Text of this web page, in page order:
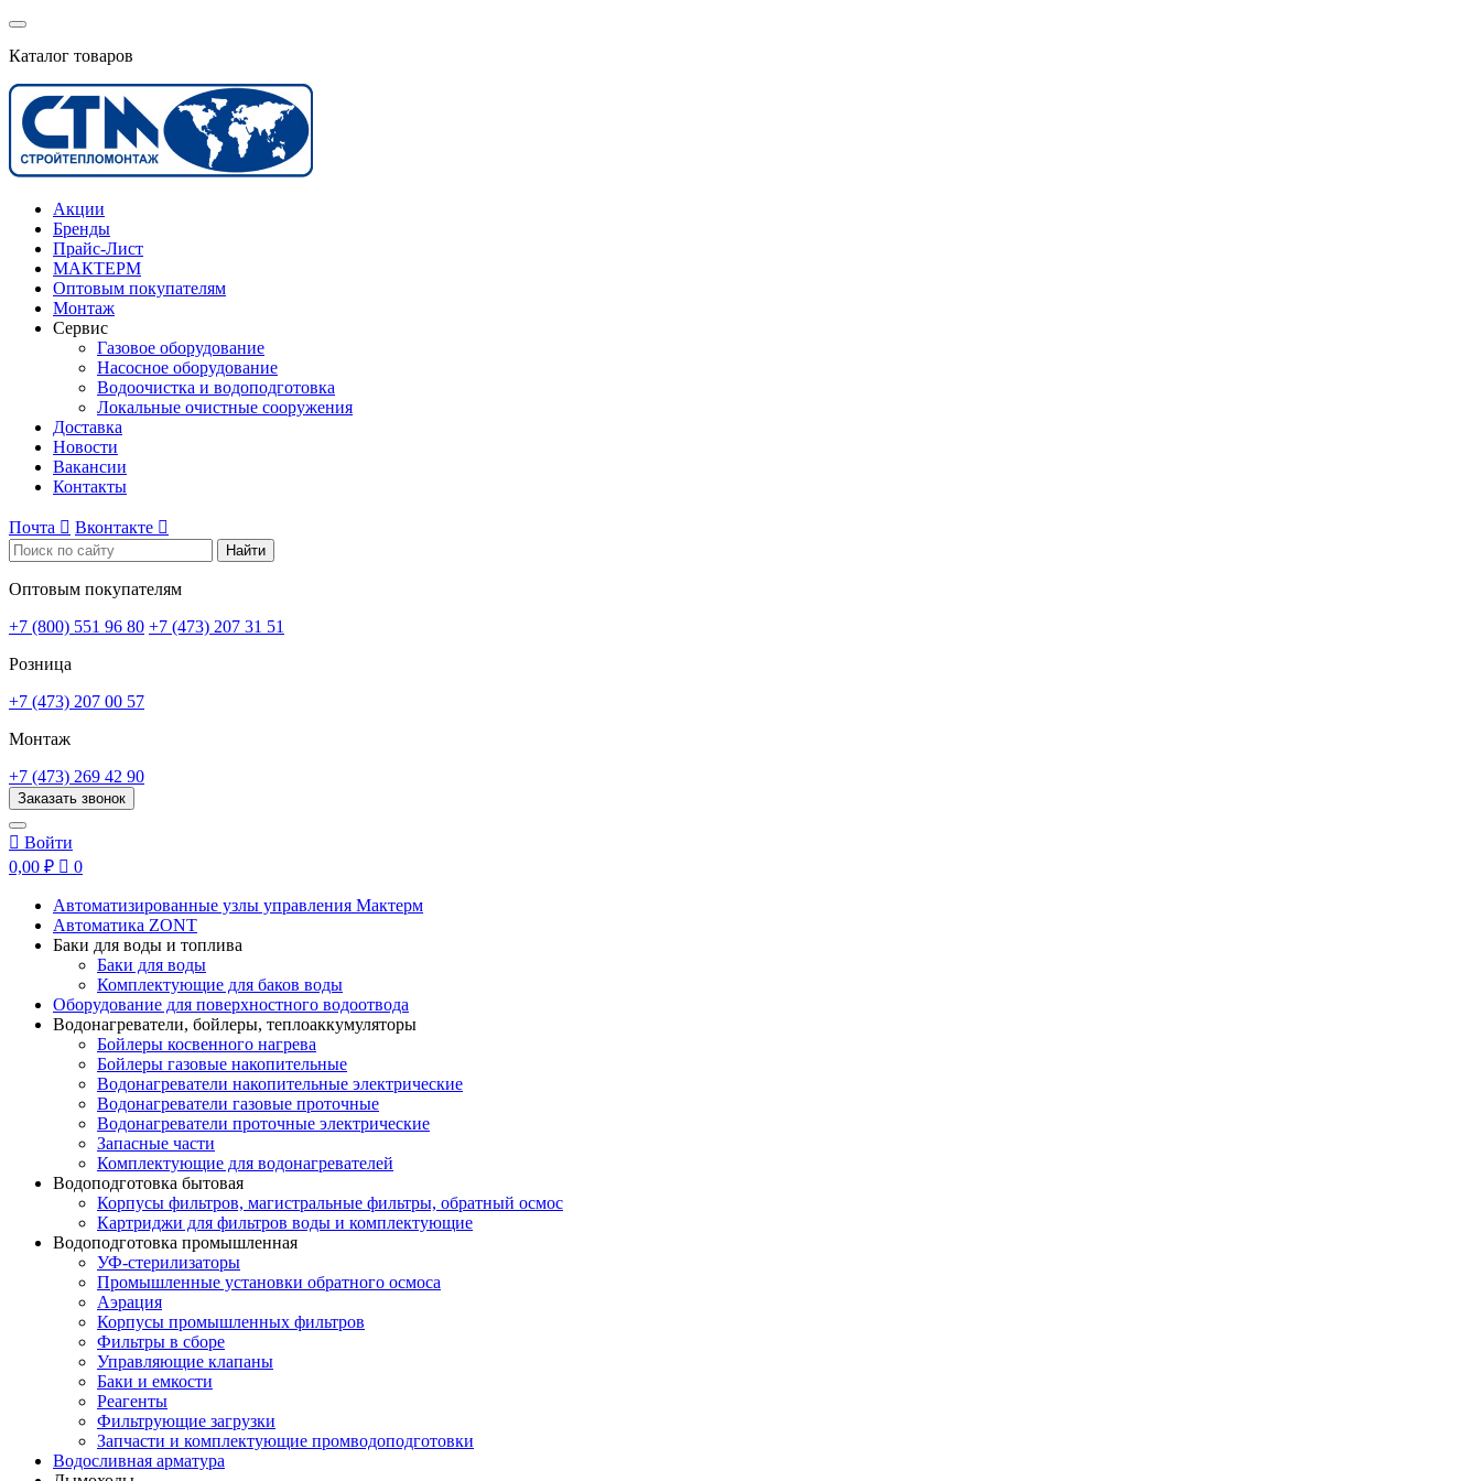
Каталог товаров
Акции
Бренды
Прайс-Лист
МАКТЕРМ
Оптовым покупателям
Монтаж
Сервис
Газовое оборудование
Насосное оборудование
Водоочистка и водоподготовка
Локальные очистные сооружения
Доставка
Новости
Вакансии
Контакты
Почта  Вконтакте 
Найти
Оптовым покупателям
+7 (800) 551 96 80 +7 (473) 207 31 51
Розница
+7 (473) 207 00 57
Монтаж
+7 (473) 269 42 90
Заказать звонок
 Войти
0,00 ₽  0
Автоматизированные узлы управления Мактерм
Автоматика ZONT
Баки для воды и топлива
Баки для воды
Комплектующие для баков воды
Оборудование для поверхностного водоотвода
Водонагреватели, бойлеры, теплоаккумуляторы
Бойлеры косвенного нагрева
Бойлеры газовые накопительные
Водонагреватели накопительные электрические
Водонагреватели газовые проточные
Водонагреватели проточные электрические
Запасные части
Комплектующие для водонагревателей
Водоподготовка бытовая
Корпусы фильтров, магистральные фильтры, обратный осмос
Картриджи для фильтров воды и комплектующие
Водоподготовка промышленная
УФ-стерилизаторы
Промышленные установки обратного осмоса
Аэрация
Корпусы промышленных фильтров
Фильтры в сборе
Управляющие клапаны
Баки и емкости
Реагенты
Фильтрующие загрузки
Запчасти и комплектующие промводоподготовки
Водосливная арматура